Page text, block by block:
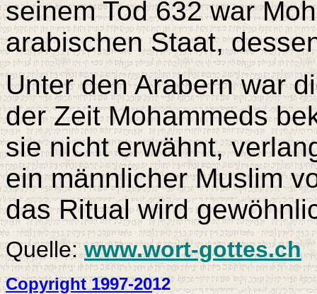
seinem Tod 632 war
arabischen Staat,
Unter den Arabern war
der Zeit Mohammeds
sie nicht erwähnt,
ein männlicher Muslim
das Ritual wird
Quelle:www.wort-gottes.ch
Copyright 1997-2012